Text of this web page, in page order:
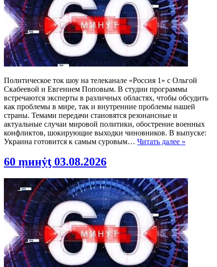
Политическое ток шоу на телеканале «Россия 1» с Ольгой
Скабеевой и Евгением Поповым. В студии программы
встречаются эксперты в различных областях, чтобы обсудить
как проблемы в мире, так и внутренние проблемы нашей
страны. Темами передачи становятся резонансные и
актуальные случаи мировой политики, обострение военных
конфликтов, шокирующие выходки чиновников. В выпуске:
Украина готовится к самым суровым… Читать далее »
60 ṃинẏƫ 03.08.2026